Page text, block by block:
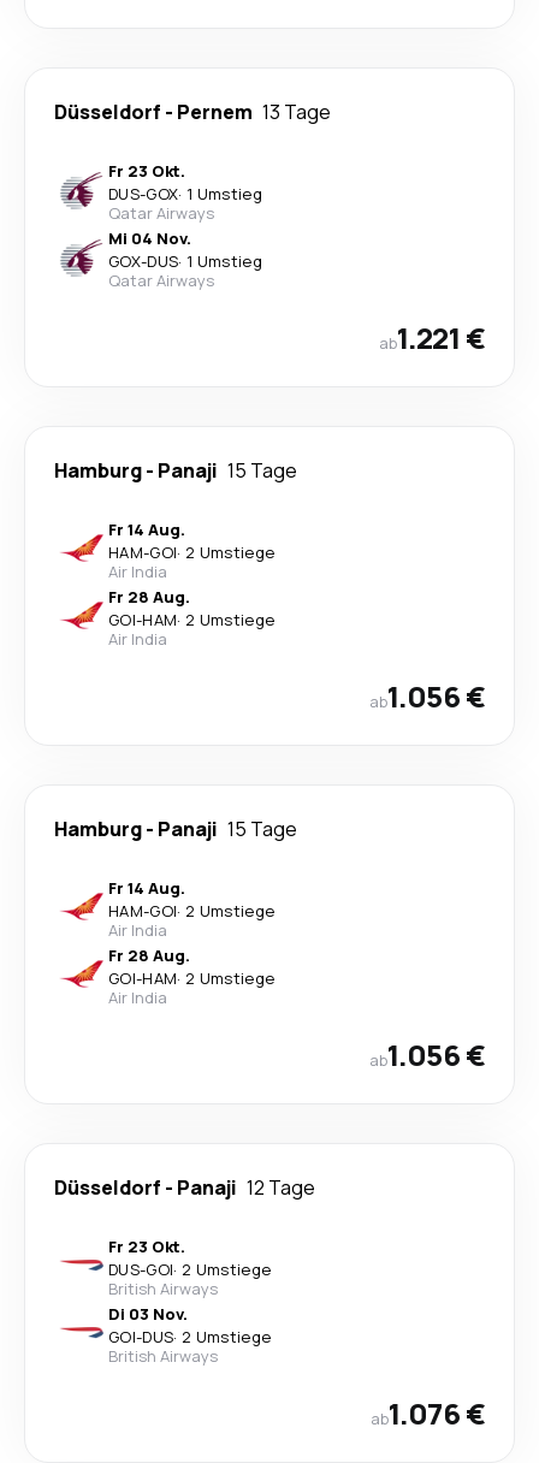
Düsseldorf - Pernem 13 Tage
Fr 23 Okt.
DUS-GOX· 1 Umstieg
Qatar Airways
Mi 04 Nov.
GOX-DUS· 1 Umstieg
Qatar Airways
ab1.221 €
Hamburg- Panaji 15 Tage
Fr 14 Aug.
HAM-GOI· 2 Umstiege
Air India
Fr 28 Aug.
GOI-HAM· 2 Umstiege
Air India
ab1.056 €
Hamburg- Panaji 15 Tage
Fr 14 Aug.
HAM-GOI· 2 Umstiege
Air India
Fr 28 Aug.
GOI-HAM· 2 Umstiege
Air India
ab1.056 €
Düsseldorf - Panaji 12 Tage
Fr 23 Okt.
DUS-GOI· 2 Umstiege
British Airways
Di 03 Nov.
GOI-DUS· 2 Umstiege
British Airways
ab1.076 €